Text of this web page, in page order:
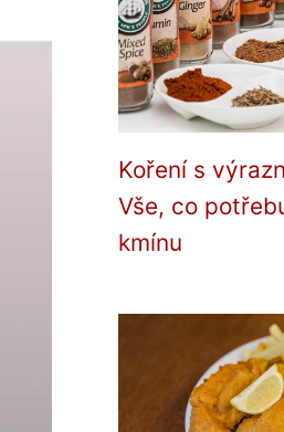
Koření s
Vše, co
kmínu